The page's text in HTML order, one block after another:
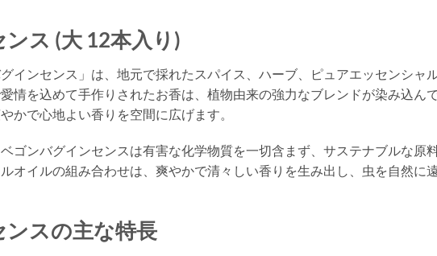
ス (大 12本入り)
インセンス」は、地元で採れたスパイス、ハーブ、ピュアエッセンシャ
情を込めて手作りされたお香は、植物由来の強力なブレンドが染み込ん
かで心地よい香りを空間に広げます。
ゴンバグインセンスは有害な化学物質を一切含まず、サステナブルな原
オイルの組み合わせは、爽やかで清々しい香りを生み出し、虫を自然に
スの主な特長